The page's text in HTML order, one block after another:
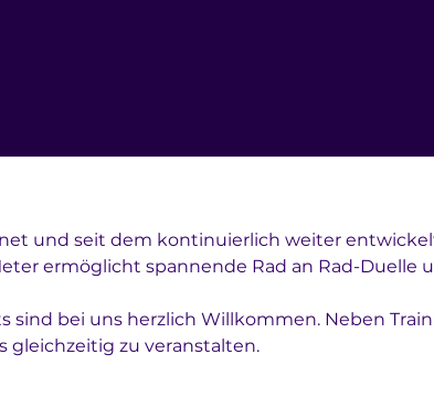
und seit dem kontinuierlich weiter
ermöglicht spannende Rad an Rad-Duelle
sind bei uns herzlich Willkommen. Neben
gleichzeitig zu veranstalten.